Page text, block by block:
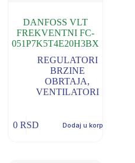
DANFOSS VLT
FREKVENTNI FC-
051P7K5T4E20H3BX
REGULATORI
BRZINE
OBRTAJA,
VENTILATORI
0RSD Dodaj u korpu